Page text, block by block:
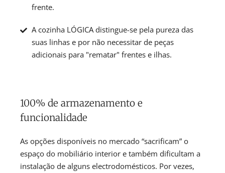
frente.
A cozinha LÓGICA distingue-se pela pureza das
suas linhas e por não necessitar de peças
adicionais para "rematar" frentes e ilhas.
100% de armazenamento e
funcionalidade
As opções disponíveis no mercado “sacrificam” o
espaço do mobiliário interior e também dificultam a
instalação de alguns electrodomésticos. Por vezes,